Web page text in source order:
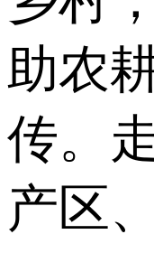
助农
传。
产区